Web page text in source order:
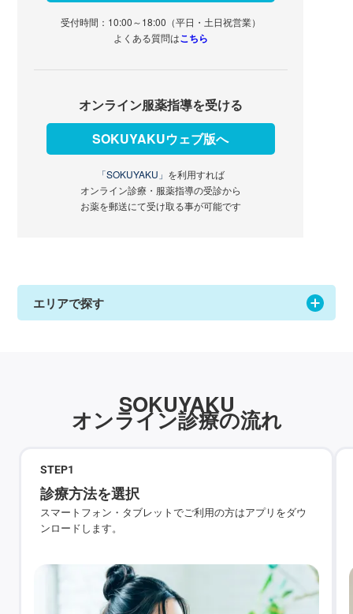
受付時間：10:00～18:00（平日・土日祝営業）
よくある質問はこちら
オンライン服薬指導を受ける
SOKUYAKUウェブ版へ
「SOKUYAKU」 を利用すれば
オンライン診療・服薬指導の受診から
お薬を郵送にて受け取る事が可能です
エリアで探す
SOKUYAKU
オンライン診療の流れ
STEP1
診療方法を選択
スマートフォン・タブレットでご利用の方はアプリをダウ
ンロードします。